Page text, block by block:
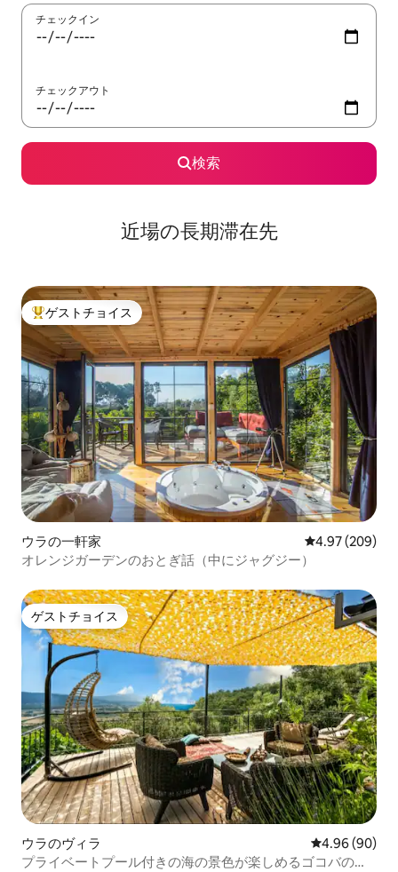
チェックイン
チェックアウト
検索
近場の長期滞在先
大好評のゲストチョイスです。
ゲストチョイス
ウラの一軒家 レビュー209
4.97 (209)
オレンジガーデンのおとぎ話（中にジャグジー）
ゲストチョイス
ゲストチョイス
ウラのヴィラ レビュー90件
4.96 (90)
プライベートプール付きの海の景色が楽しめるゴコバの石